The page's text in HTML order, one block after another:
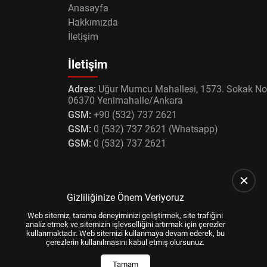
Anasayfa
Hakkımızda
İletişim
İletişim
Adres: Uğur Mumcu Mahallesi, 1573. Sokak
06370 Yenimahalle/Ankara
GSM: +90 (532) 737 2621
GSM: 0 (532) 737 2621 (Whatsapp)
GSM: 0 (532) 737 2621
Gizliliğinize Önem Veriyoruz
Web sitemiz, tarama deneyiminizi geliştirmek, site trafiğini
analiz etmek ve sitemizin işlevselliğini artırmak için çerezler
kullanmaktadır. Web sitemizi kullanmaya devam ederek, bu
çerezlerin kullanılmasını kabul etmiş olursunuz.
Tamam